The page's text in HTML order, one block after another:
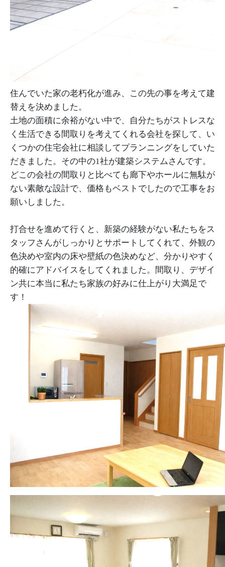
住んでいた家の老朽化が進み、この先の事を考えて建
替えを決めました。
土地の面積に余裕がない中で、自分たちがストレスな
く生活できる間取りを考えてくれる会社を探して、い
くつかの住宅会社に相談してプランニングをしていた
だきました。その中の1社が建築システムさんです。
どこの会社の間取りと比べても廊下やホールに無駄が
ない素敵な設計で、価格もベストでしたので工事をお
願いしました。
打合せを進めて行くと、新築の経験がない私たちをス
タッフさんがしっかりとサポートしてくれて、外観の
色決めや室内の床や壁紙の色決めなど、分かりやすく
的確にアドバイスをしてくれました。間取り、デザイ
ン共に本当に私たち家族の好みに仕上がり大満足で
す！